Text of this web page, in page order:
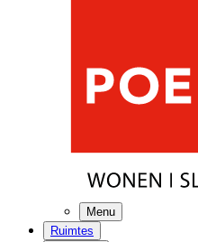
Menu
Ruimtes